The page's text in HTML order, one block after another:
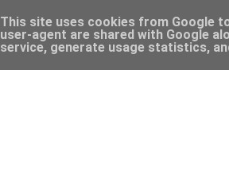
This site uses cookies from Google
user-agent are shared with Google
service, generate usage statistics,